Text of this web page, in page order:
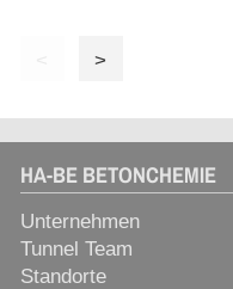
>
HA-BE BETONCHEMIE
Unternehmen
Tunnel Team
Standorte